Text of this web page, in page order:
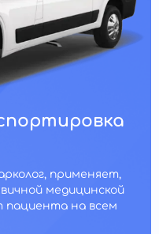
применяет,
медицинской
пациента на всем